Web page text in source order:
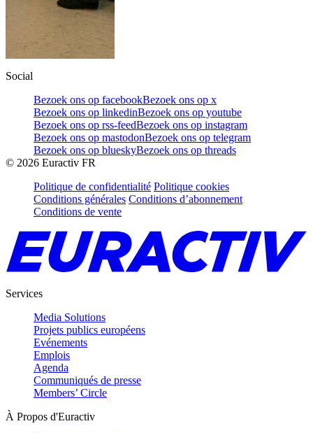
Social
Bezoek ons op facebookBezoek ons op x
Bezoek ons op linkedinBezoek ons op youtube
Bezoek ons op rss-feedBezoek ons op instagram
Bezoek ons op mastodonBezoek ons op telegram
Bezoek ons op blueskyBezoek ons op threads
© 2026 Euractiv FR
Politique de confidentialité Politique cookies
Conditions générales Conditions d’abonnement
Conditions de vente
Services
Media Solutions
Projets publics européens
Evénements
Emplois
Agenda
Communiqués de presse
Members’ Circle
À Propos d'Euractiv